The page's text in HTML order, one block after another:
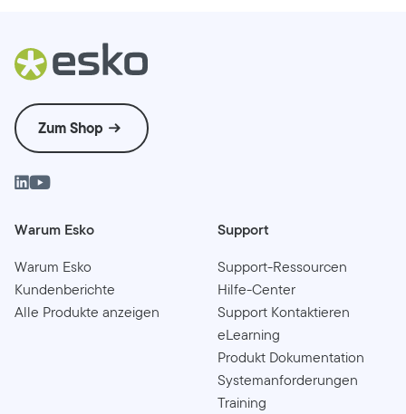
Zum Shop
Warum Esko
Warum Esko
Kundenberichte
Alle Produkte anzeigen
Support
Support-Ressourcen
Hilfe-Center
Support Kontaktieren
eLearning
Produkt Dokumentation
Systemanforderungen
Training